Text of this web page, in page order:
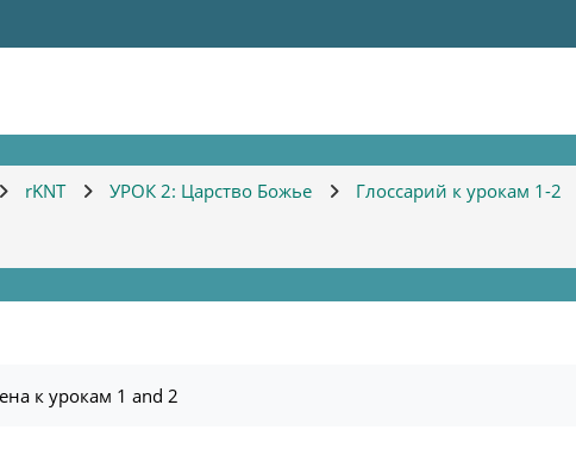
rKNT УРОК 2: Царство Божье Глоссарий к урокам 1-2
к урокам 1 and 2